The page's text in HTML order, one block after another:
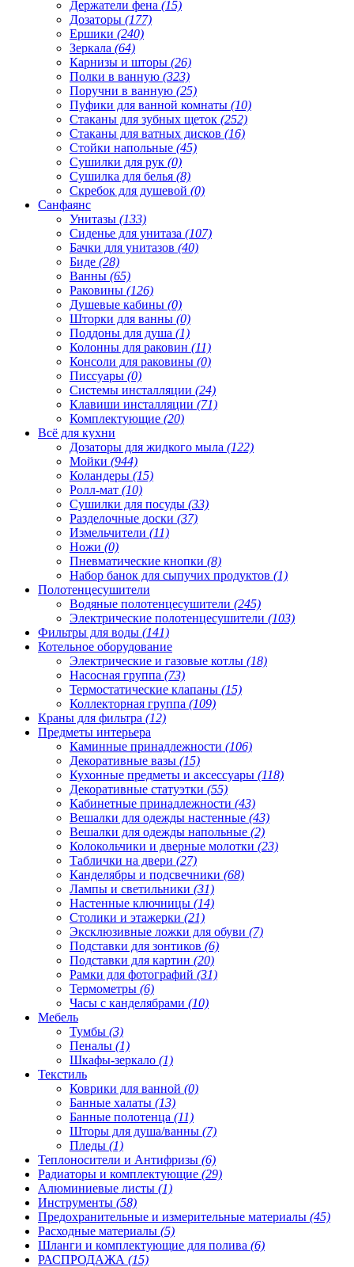
Держатели фена (15)
Дозаторы (177)
Ершики (240)
Зеркала (64)
Карнизы и шторы (26)
Полки в ванную (323)
Поручни в ванную (25)
Пуфики для ванной комнаты (10)
Стаканы для зубных щеток (252)
Стаканы для ватных дисков (16)
Стойки напольные (45)
Сушилки для рук (0)
Сушилка для белья (8)
Скребок для душевой (0)
Санфаянс
Унитазы (133)
Сиденье для унитаза (107)
Бачки для унитазов (40)
Биде (28)
Ванны (65)
Раковины (126)
Душевые кабины (0)
Шторки для ванны (0)
Поддоны для душа (1)
Колонны для раковин (11)
Консоли для раковины (0)
Писсуары (0)
Системы инсталляции (24)
Клавиши инсталляции (71)
Комплектующие (20)
Всё для кухни
Дозаторы для жидкого мыла (122)
Мойки (944)
Коландеры (15)
Ролл-мат (10)
Сушилки для посуды (33)
Разделочные доски (37)
Измельчители (11)
Ножи (0)
Пневматические кнопки (8)
Набор банок для сыпучих продуктов (1)
Полотенцесушители
Водяные полотенцесушители (245)
Электрические полотенцесушители (103)
Фильтры для воды (141)
Котельное оборудование
Электрические и газовые котлы (18)
Насосная группа (73)
Термостатические клапаны (15)
Коллекторная группа (109)
Краны для фильтра (12)
Предметы интерьера
Каминные принадлежности (106)
Декоративные вазы (15)
Кухонные предметы и аксессуары (118)
Декоративные статуэтки (55)
Кабинетные принадлежности (43)
Вешалки для одежды настенные (43)
Вешалки для одежды напольные (2)
Колокольчики и дверные молотки (23)
Таблички на двери (27)
Канделябры и подсвечники (68)
Лампы и светильники (31)
Настенные ключницы (14)
Столики и этажерки (21)
Эксклюзивные ложки для обуви (7)
Подставки для зонтиков (6)
Подставки для картин (20)
Рамки для фотографий (31)
Термометры (6)
Часы с канделябрами (10)
Мебель
Тумбы (3)
Пеналы (1)
Шкафы-зеркало (1)
Текстиль
Коврики для ванной (0)
Банные халаты (13)
Банные полотенца (11)
Шторы для душа/ванны (7)
Пледы (1)
Теплоносители и Антифризы (6)
Радиаторы и комплектующие (29)
Алюминиевые листы (1)
Инструменты (58)
Предохранительные и измерительные материалы (45)
Расходные материалы (5)
Шланги и комплектующие для полива (6)
РАСПРОДАЖА (15)